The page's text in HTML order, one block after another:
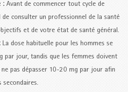
: Avant de commencer tout cycle de
consulter un professionnel de la santé
et de votre état de santé général.
La dose habituelle pour les hommes se
par jour, tandis que les femmes doivent
pas dépasser 10-20 mg par jour afin